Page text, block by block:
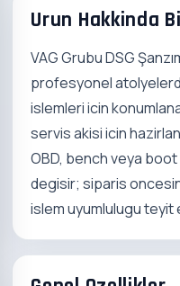
Urun Hakkinda
VAG Grubu DSG
profesyonel
islemleri icin
servis akisi icin
OBD, bench veya
degisir; siparis
islem uyumlulugu teyit